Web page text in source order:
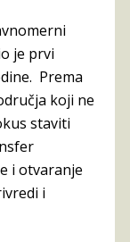
je prvi
Prema
koji ne
staviti
i otvaranje
i